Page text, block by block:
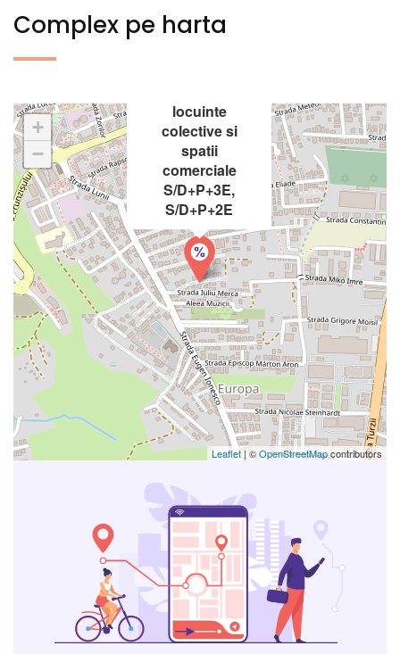
Complex pe harta
locuinte
colective si
spatii
comerciale
S/D+P+3E,
S/D+P+2E
+
−
Leaflet| ©OpenStreetMapcontributors